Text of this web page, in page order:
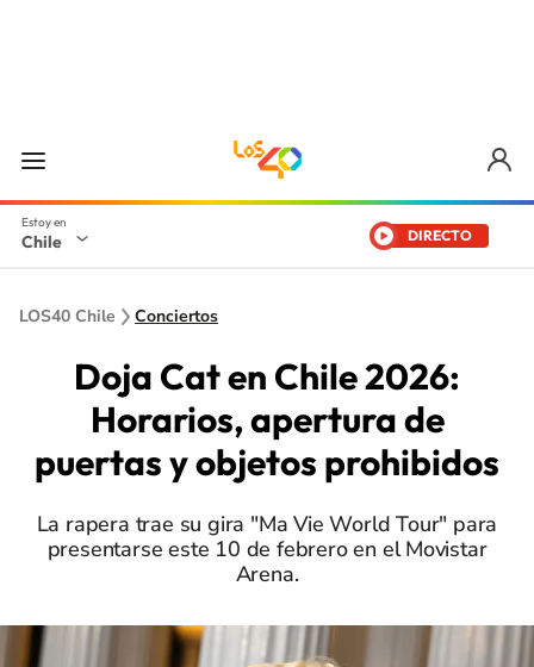
Chile DIRECTO
LOS40 Chile Conciertos
Doja Cat en Chile 2026:
Horarios, apertura de
puertas y objetos prohibidos
La rapera trae su gira "Ma Vie World Tour" para
presentarse este 10 de febrero en el Movistar
Arena.